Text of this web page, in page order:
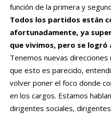
función de la primera y
Todos los partidos están
afortunadamente, ya
que vivimos, pero se
Tenemos nuevas direcciones
que esto es parecido,
volver poner el foco donde
en los cargos. Estamos
dirigentes sociales,